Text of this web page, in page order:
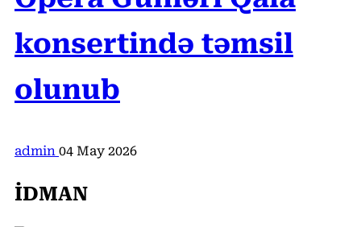
konsertində təmsil
olunub
admin 04 May 2026
İDMAN